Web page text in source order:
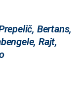
Bertans,
Rajt,